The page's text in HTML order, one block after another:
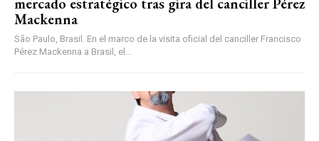
Mackenna
São Paulo, Brasil. En el marco de la visita oficial del canciller Francisco
Pérez Mackenna a Brasil, el...